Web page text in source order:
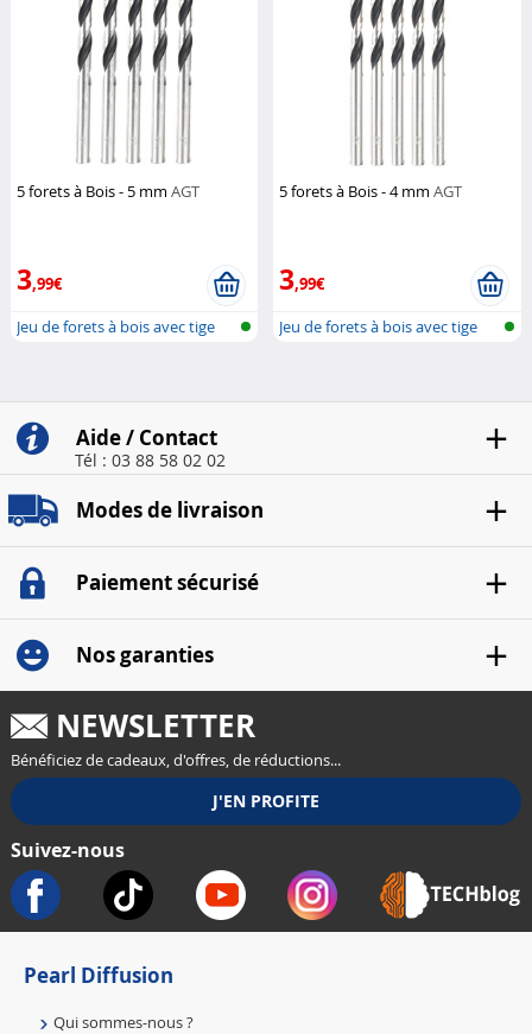
5 forets à Bois - 5 mm AGT
3,99€
Jeu de forets à bois avec tige
5 forets à Bois - 4 mmAGT
3,99€
Jeu de forets à bois avec tige
Aide / Contact
Tél : 03 88 58 02 02
Modes de livraison
Paiement sécurisé
Nos garanties
NEWSLETTER
Bénéficiez de cadeaux, d'offres, de réductions...
Suivez-nous
Pearl Diffusion
Qui sommes-nous ?